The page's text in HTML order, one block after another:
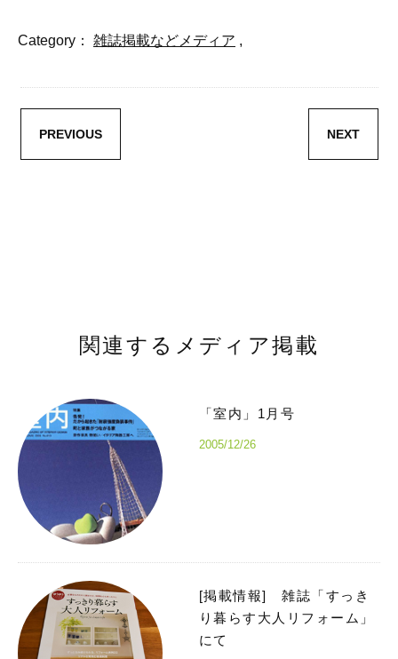
Category： 雑誌掲載などメディア ,
PREVIOUS NEXT
関連するメディア掲載
「室内」1月号
2005/12/26
[掲載情報] 雑誌「すっき
り暮らす大人リフォーム」
にて